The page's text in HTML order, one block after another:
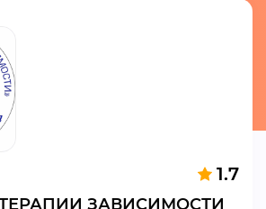
1.7
ЗАВИСИМОСТИ